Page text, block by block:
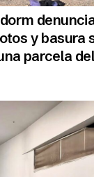
y basura
parcela